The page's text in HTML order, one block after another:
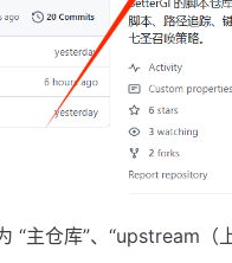
“主仓库”、“upstream（